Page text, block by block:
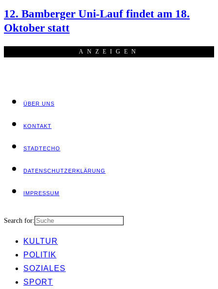
12. Bam­ber­ger Uni-Lauf fin­det am 18.
Okto­ber statt
ANZEI­GEN
ÜBER UNS
KON­TAKT
STADT­ECHO
DATEN­SCHUTZ­ER­KLÄ­RUNG
IMPRES­SUM
Search for:
KUL­TUR
POLI­TIK
SOZIA­LES
SPORT